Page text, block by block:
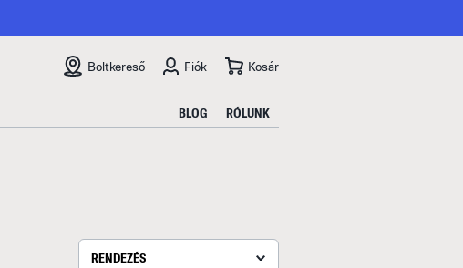
Boltkereső Fiók Kosár
BLOG RÓLUNK
RENDEZÉS